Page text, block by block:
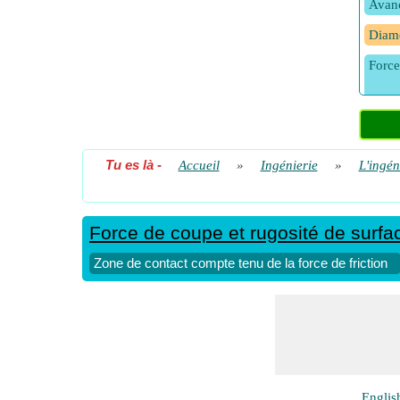
Tu es là- Accueil » Ingénierie »
Force de coupe et rugosité de
Zone de contact compte tenu de la force de friction